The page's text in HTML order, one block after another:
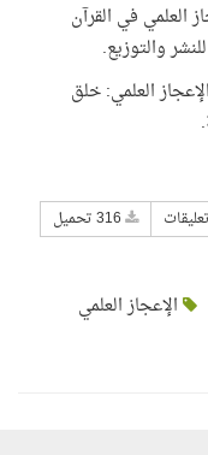
الإعجاز العلمي في القرآن
والتوزيع.
(2008)؛ من آيات الإعجاز العلمي: خلق
الإعجاز العلمي